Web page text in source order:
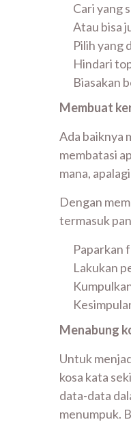
Cari yang
Atau bisa
Pilih yang
Hindari
Biasakan
Membuat
Ada baiknya
membatasi
mana,
Dengan
termasuk
Paparkan
Lakukan
Menabung
Untuk
kosa kata
data-data
menumpuk.